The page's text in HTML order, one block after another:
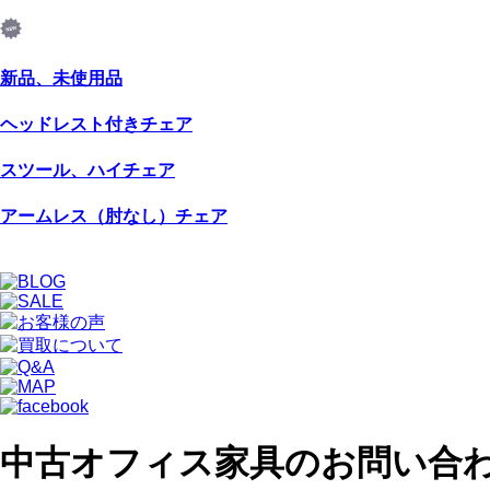
新品、未使用品
ヘッドレスト付きチェア
スツール、ハイチェア
アームレス（肘なし）チェア
中古オフィス家具のお問い合